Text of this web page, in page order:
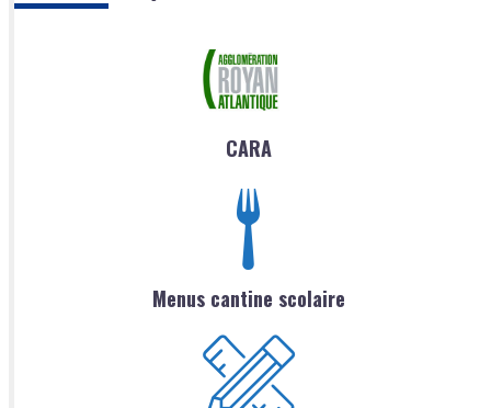
CARA
Menus cantine scolaire